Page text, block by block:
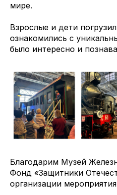
мире.
Взрослые и дети
ознакомились с
было интересно и
Благодарим Музей
Фонд «Защитники
организации